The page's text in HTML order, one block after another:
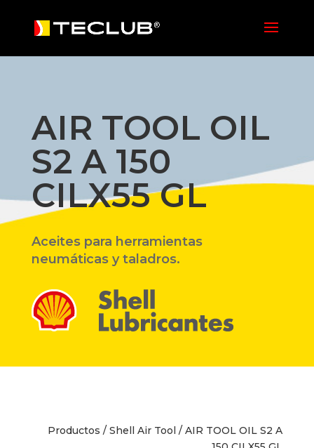
AIR TOOL OIL
S2 A 150
CILX55 GL
Aceites para herramientas
neumáticas y taladros.
Productos /Shell Air Tool / AIR TOOL OIL S2 A